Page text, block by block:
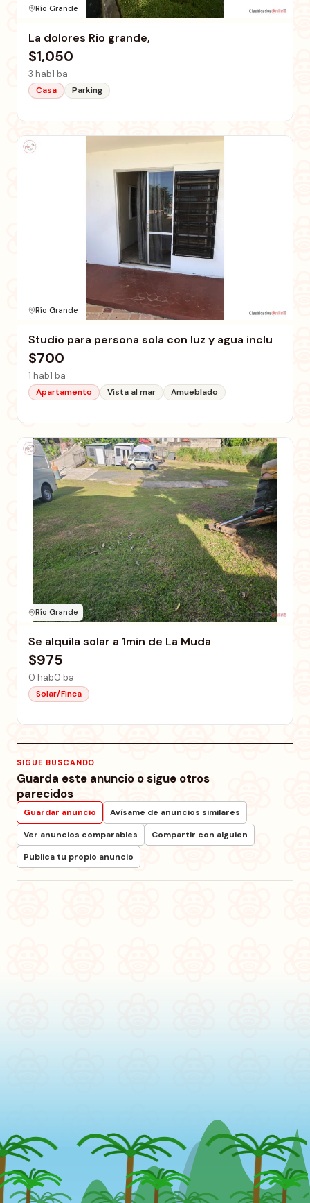
Río Grande
La dolores Rio grande,
$1,050
3 hab1 ba
Casa Parking
Río Grande
Studio para persona sola con luz y agua inclu
$700
1 hab1 ba
Apartamento Vista al mar Amueblado
Río Grande
Se alquila solar a 1min de La Muda
$975
0 hab0 ba
Solar/Finca
SIGUE BUSCANDO
Guarda este anuncio o sigue otros
parecidos
Guardar anuncio
Avísame de anuncios similares
Ver anuncios comparables
Compartir con alguien
Publica tu propio anuncio